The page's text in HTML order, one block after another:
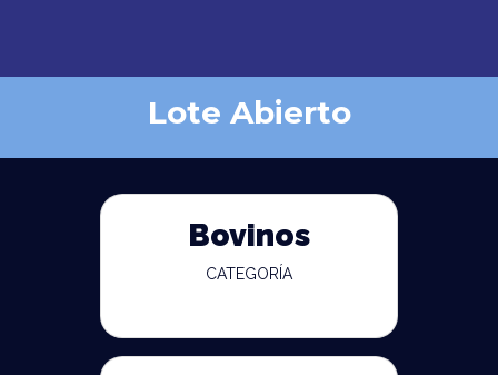
Lote Abierto
Bovinos
CATEGORÍA